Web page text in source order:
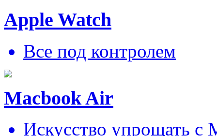
Apple Watch
Все под контролем
Macbook Air
Искусcтво упрощать c